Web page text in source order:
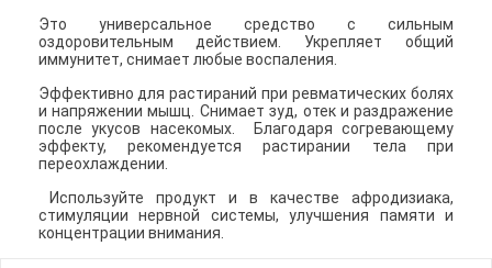
Это универсальное средство с сильным
оздоровительным действием. Укрепляет общий
иммунитет, снимает любые воспаления.
Эффективно для растираний при ревматических болях
и напряжении мышц. Снимает зуд, отек и раздражение
после укусов насекомых. Благодаря согревающему
эффекту, рекомендуется растирании тела при
переохлаждении.
Используйте продукт и в качестве афродизиака,
стимуляции нервной системы, улучшения памяти и
концентрации внимания.